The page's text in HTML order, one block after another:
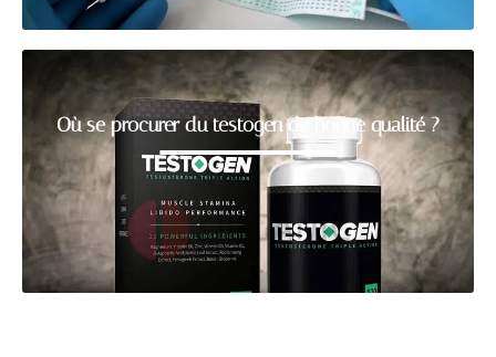
Où se procurer du testogen de bonne qualité ?